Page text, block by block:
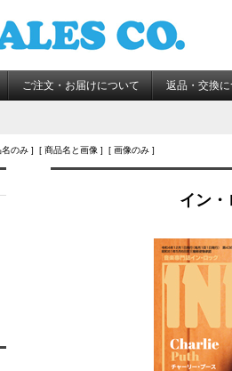
ご注文・お届けについて 返品・交換
名のみ ] [ 商品名と画像 ] [ 画像のみ ]
イン